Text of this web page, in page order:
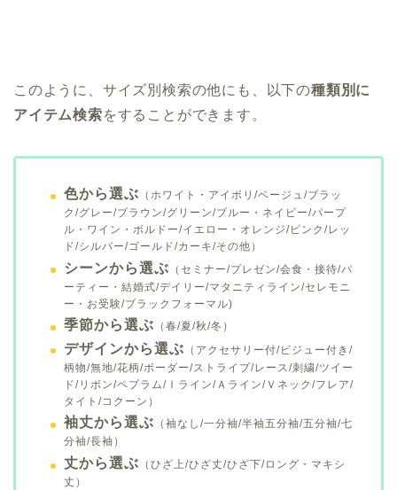
このように、サイズ別検索の他にも、以下の種類別に
アイテム検索をすることができます。
色から選ぶ （ホワイト・アイボリ/ベージュ/ブラッ
ク/グレー/ブラウン/グリーン/ブルー・ネイビー/パープ
ル・ワイン・ボルドー/イエロー・オレンジ/ピンク/レッ
ド/シルバー/ゴールド/カーキ/その他）
シーンから選ぶ （セミナー/プレゼン/会食・接待/パ
ーティー・結婚式/デイリー/マタニティライン/セレモニ
ー・お受験/ブラックフォーマル)
季節から選ぶ （春/夏/秋/冬）
デザインから選ぶ （アクセサリー付/ビジュー付き/
柄物/無地/花柄/ボーダー/ストライプ/レース/刺繍/ツイー
ド/リボン/ペプラム/Ｉライン/Ａライン/Ｖネック/フレア/
タイト/コクーン）
袖丈から選ぶ （袖なし/一分袖/半袖五分袖/五分袖/七
分袖/長袖）
丈から選ぶ （ひざ上/ひざ丈/ひざ下/ロング・マキシ
丈）